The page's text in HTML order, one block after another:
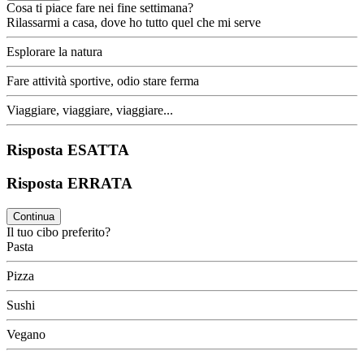
Cosa ti piace fare nei fine settimana?
Rilassarmi a casa, dove ho tutto quel che mi serve
Esplorare la natura
Fare attività sportive, odio stare ferma
Viaggiare, viaggiare, viaggiare...
Risposta ESATTA
Risposta ERRATA
Continua
Il tuo cibo preferito?
Pasta
Pizza
Sushi
Vegano